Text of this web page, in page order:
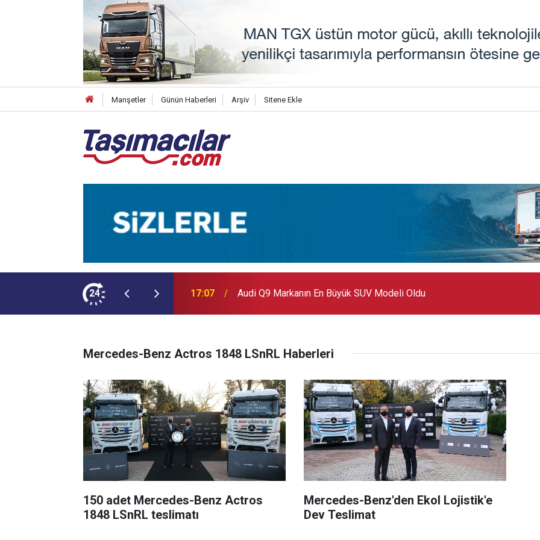
Manşetler Günün Haberleri Arşiv Sitene Ekle
24
NEOPLAN Skyliner Ekledi 17:07 Audi Q9 Markanın En Büyük SUV Modeli Oldu
Mercedes-Benz Actros 1848 LSnRL Haberleri
150 adet Mercedes-Benz Actros
1848 LSnRL teslimatı
Mercedes-Benz'den Ekol Lojistik'e
Dev Teslimat